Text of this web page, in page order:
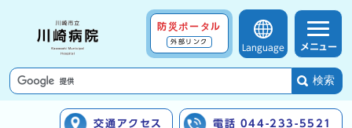
防災ポータル
外部リンク
Language メニュー
検索
交通アクセス 電話 044-233-5521